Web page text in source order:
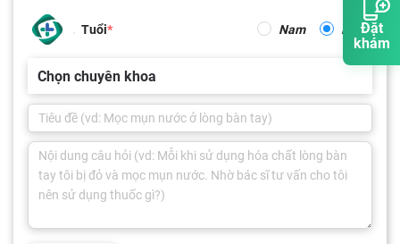
Đặt
khám
Tuổi Nam Nữ
Chọn chuyên khoa